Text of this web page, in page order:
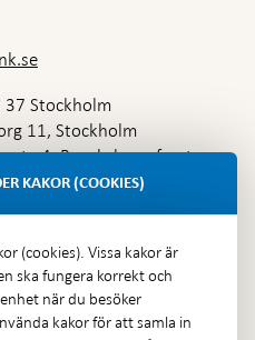
37 Stockholm
11, Stockholm
4, Brunkebergsfaret,
KAKOR (COOKIES)
(cookies). Vissa kakor är
ska fungera korrekt och
när du besöker
kakor för att samla in